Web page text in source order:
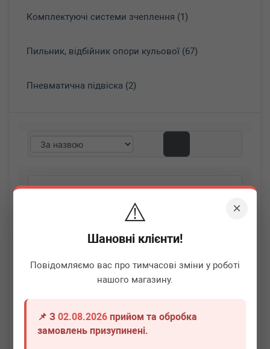
×
⚠️
Шановні клієнти!
Повідомляємо вас про тимчасові зміни у роботі
нашого магазину.
📌 З02.08.2026 прийом та обробка
замовлень призупинені.
Комплектуючі системи зчеплення (1)
Пильник, відбійник опори кульової (67)
Пневматична підвіска (2)
BELGUM PARTS BG1336